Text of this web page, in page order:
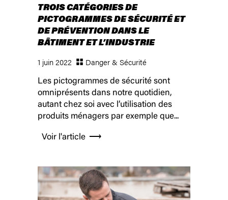
TROIS CATÉGORIES DE
PICTOGRAMMES DE SÉCURITÉ ET
DE PRÉVENTION DANS LE
BÂTIMENT ET L’INDUSTRIE
1 juin 2022 Danger & Sécurité
Les pictogrammes de sécurité sont
omniprésents dans notre quotidien,
autant chez soi avec l’utilisation des
produits ménagers par exemple que...
Voir l'article